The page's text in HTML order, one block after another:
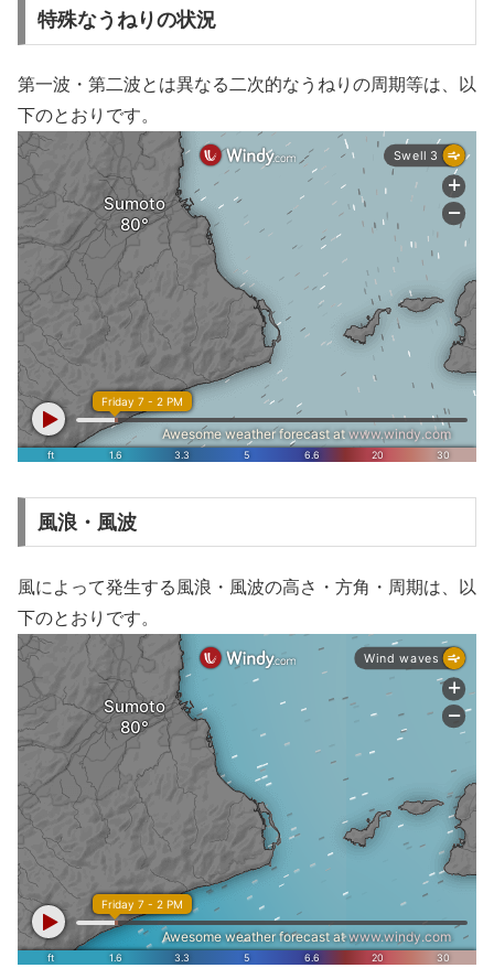
特殊なうねりの状況
第一波・第二波とは異なる二次的なうねりの周期等は、以
下のとおりです。
風浪・風波
風によって発生する風浪・風波の高さ・方角・周期は、以
下のとおりです。